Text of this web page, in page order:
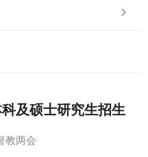
及硕士研究生招生
教两会